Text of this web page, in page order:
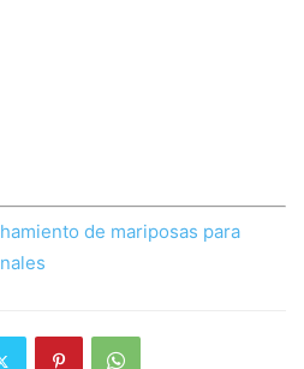
de mariposas para